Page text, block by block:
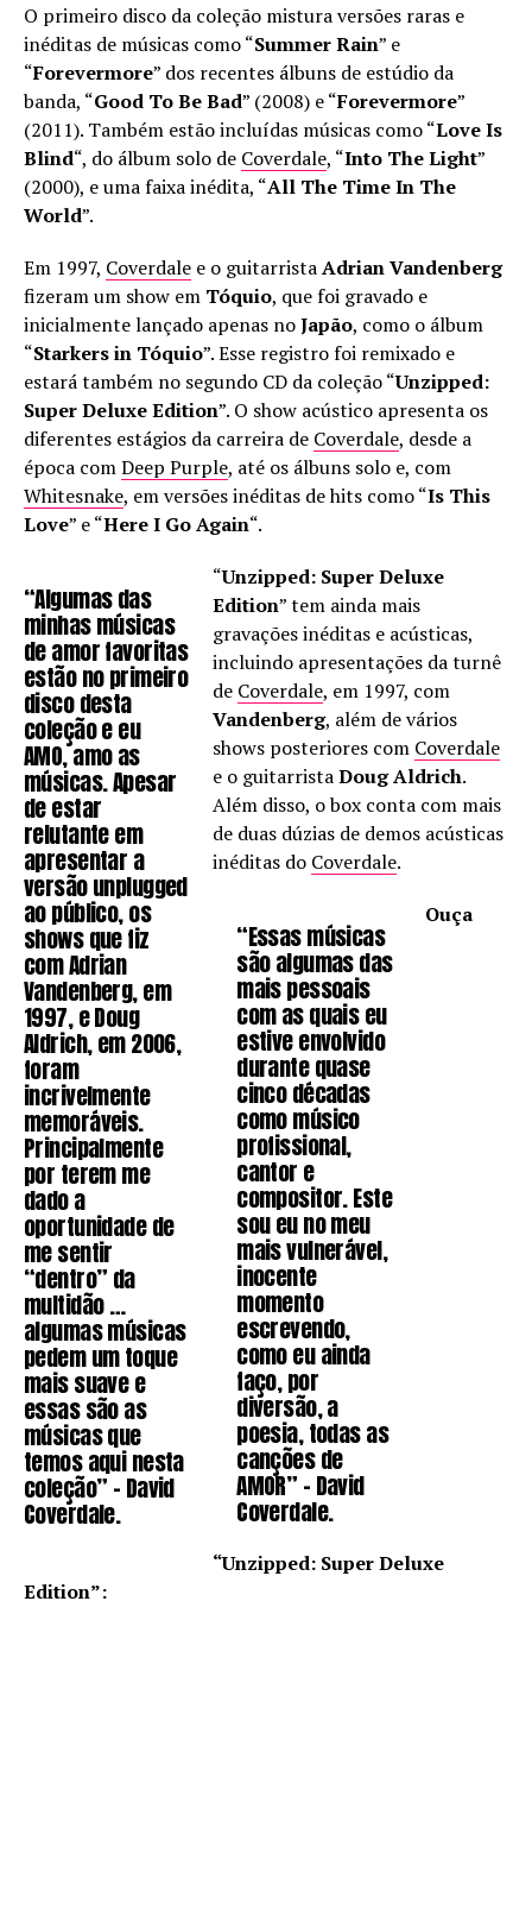
O primeiro disco da coleção mistura versões raras e
inéditas de músicas como “Summer Rain” e
“Forevermore” dos recentes álbuns de estúdio da
banda, “Good To Be Bad” (2008) e “Forevermore”
(2011). Também estão incluídas músicas como “Love Is
Blind“, do álbum solo de Coverdale, “Into The Light”
(2000), e uma faixa inédita, “All The Time In The
World”.
Em 1997, Coverdale e o guitarristaAdrian Vandenberg
fizeram um show em Tóquio, que foi gravado e
inicialmente lançado apenas noJapão, como o álbum
“Starkers in Tóquio”. Esse registro foi remixado e
estará também no segundo CD da coleção “Unzipped:
Super Deluxe Edition”. O show acústico apresenta os
diferentes estágios da carreira de Coverdale, desde a
época comDeep Purple, até os álbuns solo e, com
Whitesnake, em versões inéditas de hits como “Is This
Love” e “Here I Go Again“.
“Algumas das
minhas músicas
de amor favoritas
estão no primeiro
disco desta
coleção e eu
AMO, amo as
músicas. Apesar
de estar
relutante em
apresentar a
versão unplugged
ao público, os
shows que fiz
com Adrian
Vandenberg, em
1997, e Doug
Aldrich, em 2006,
foram
incrivelmente
memoráveis.
Principalmente
por terem me
dado a
oportunidade de
me sentir
“dentro” da
multidão …
algumas músicas
pedem um toque
mais suave e
essas são as
músicas que
temos aqui nesta
coleção” – David
Coverdale.
“Unzipped: Super Deluxe
Edition” tem ainda mais
gravações inéditas e acústicas,
incluindo apresentações da turnê
de Coverdale, em 1997, com
Vandenberg, além de vários
shows posteriores com Coverdale
e o guitarristaDoug Aldrich.
Além disso, o box conta com mais
de duas dúzias de demos acústicas
inéditas do Coverdale.
“Essas músicas
são algumas das
mais pessoais
com as quais eu
estive envolvido
durante quase
cinco décadas
como músico
profissional,
cantor e
compositor. Este
sou eu no meu
mais vulnerável,
inocente
momento
escrevendo,
como eu ainda
faço, por
diversão, a
poesia, todas as
canções de
AMOR” – David
Coverdale.
Ouça
“Unzipped: Super Deluxe
Edition”: